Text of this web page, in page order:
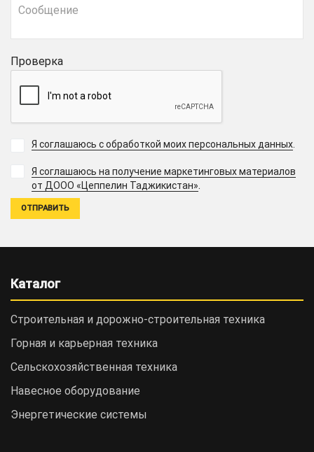
Проверка
Я соглашаюсь с обработкой моих персональных данных
Я соглашаюсь на получение маркетинговых материалов
от ДООО «Цеппелин Таджикистан».
Каталог
Строительная и дорожно-cтроительная техника
Горная и карьерная техника
Сельскохозяйственная техника
Навесное оборудование
Энергетические системы